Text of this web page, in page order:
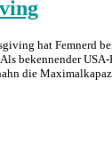
hat Femnerd
bekennender
die